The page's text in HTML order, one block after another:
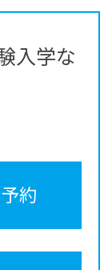
入学な
約